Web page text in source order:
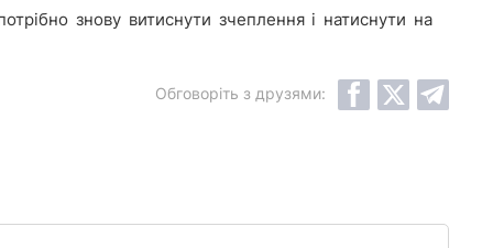
знову витиснути зчеплення і натиснути на
Обговоріть з друзями: